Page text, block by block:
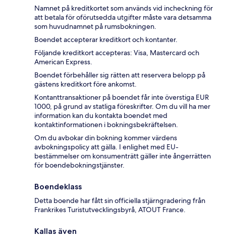
Namnet på kreditkortet som används vid incheckning för
att betala för oförutsedda utgifter måste vara detsamma
som huvudnamnet på rumsbokningen.
Boendet accepterar kreditkort och kontanter.
Följande kreditkort accepteras: Visa, Mastercard och
American Express.
Boendet förbehåller sig rätten att reservera belopp på
gästens kreditkort före ankomst.
Kontanttransaktioner på boendet får inte överstiga EUR
1000, på grund av statliga föreskrifter. Om du vill ha mer
information kan du kontakta boendet med
kontaktinformationen i bokningsbekräftelsen.
Om du avbokar din bokning kommer värdens
avbokningspolicy att gälla. I enlighet med EU-
bestämmelser om konsumenträtt gäller inte ångerrätten
för boendebokningstjänster.
Boendeklass
Detta boende har fått sin officiella stjärngradering från
Frankrikes Turistutvecklingsbyrå, ATOUT France.
Kallas även